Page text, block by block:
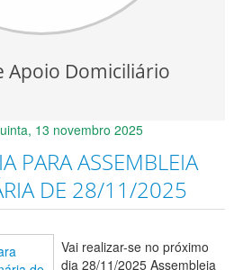
Apoio Domiciliário
13 novembro 2025
PARA ASSEMBLEIA
DE 28/11/2025
Vai realizar-se no próximo
dia 28/11/2025 Assembleia